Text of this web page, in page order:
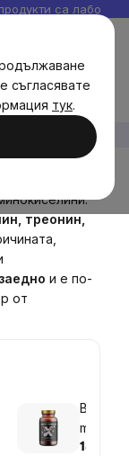
съгласявате
тук.
са
треонин,
и е по-
от
mg,
18,32 €